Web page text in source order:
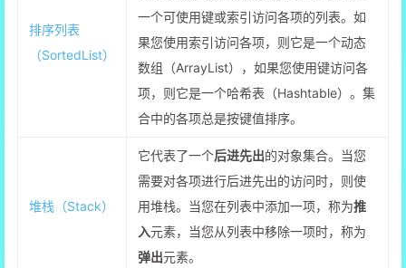
排序列表
（SortedList）
一个可使用键或索引访问各项的列表。如
果您使用索引访问各项，则它是一个动态
数组（ArrayList），如果您使用键访问各
项，则它是一个哈希表（Hashtable）。集
合中的各项总是按键值排序。
堆栈（Stack）
它代表了一个后进先出的对象集合。当您
需要对各项进行后进先出的访问时，则使
用堆栈。当您在列表中添加一项，称为推
入元素，当您从列表中移除一项时，称为
弹出元素。